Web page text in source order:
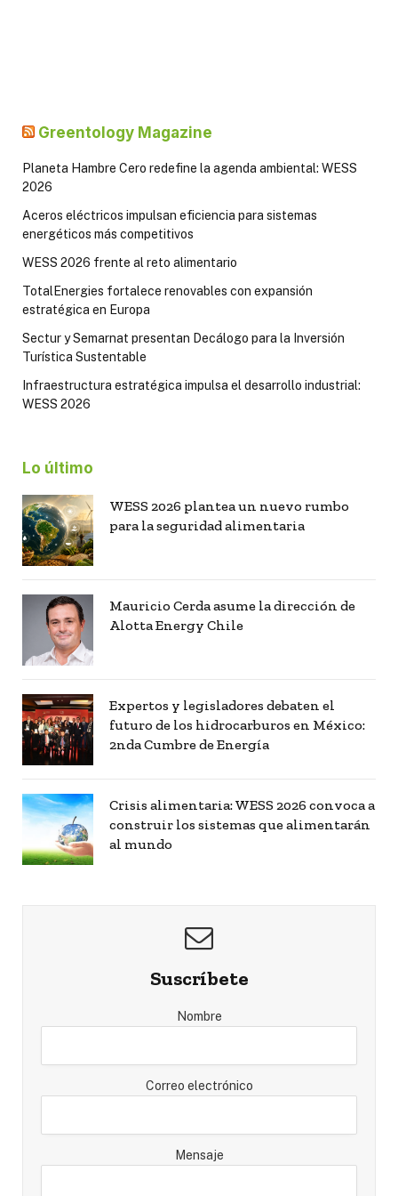
Greentology Magazine
Planeta Hambre Cero redefine la agenda ambiental: WESS
2026
Aceros eléctricos impulsan eficiencia para sistemas
energéticos más competitivos
WESS 2026 frente al reto alimentario
TotalEnergies fortalece renovables con expansión
estratégica en Europa
Sectur y Semarnat presentan Decálogo para la Inversión
Turística Sustentable
Infraestructura estratégica impulsa el desarrollo industrial:
WESS 2026
Lo último
WESS 2026 plantea un nuevo rumbo
para la seguridad alimentaria
Mauricio Cerda asume la dirección de
Alotta Energy Chile
Expertos y legisladores debaten el
futuro de los hidrocarburos en México:
2nda Cumbre de Energía
Crisis alimentaria: WESS 2026 convoca a
construir los sistemas que alimentarán
al mundo
Suscríbete
Nombre
Correo electrónico
Mensaje